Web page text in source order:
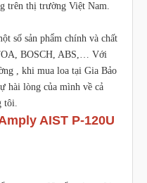
trên thị trường Việt Nam.
số sản phẩm chính và chất
BOSCH, ABS,… Với
, khi mua loa tại Gia Bảo
hài lòng của mình về cả
tôi.
AIST P-120U